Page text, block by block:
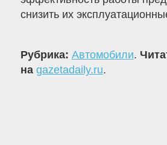
снизить их
Рубрика: Автомобили.
на gazetadaily.ru.